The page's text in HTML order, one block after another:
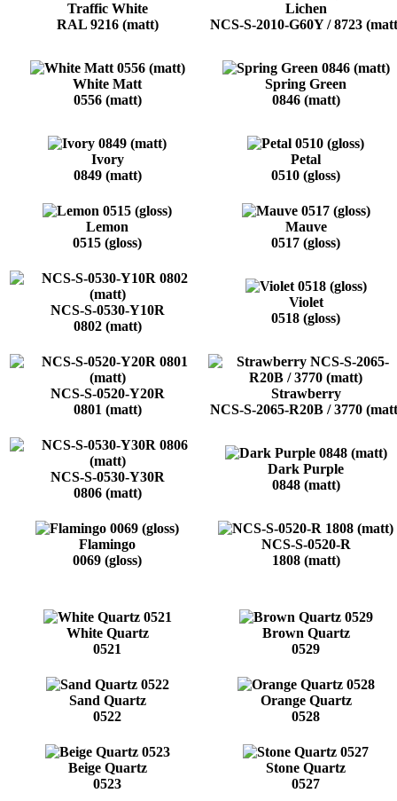
Traffic White
RAL 9216 (matt)
Lichen
NCS-S-2010-G60Y / 8723
White Matt
0556 (matt)
Spring Green
0846 (matt)
Ivory
0849 (matt)
Petal
0510 (gloss)
Lemon
0515 (gloss)
Mauve
0517 (gloss)
NCS-S-0530-Y10R
0802 (matt)
Violet
0518 (gloss)
NCS-S-0520-Y20R
0801 (matt)
Strawberry
NCS-S-2065-R20B / 3770
NCS-S-0530-Y30R
0806 (matt)
Dark Purple
0848 (matt)
Flamingo
0069 (gloss)
NCS-S-0520-R
1808 (matt)
White Quartz
0521
Brown Quartz
0529
Sand Quartz
0522
Orange Quartz
0528
Beige Quartz
0523
Stone Quartz
0527